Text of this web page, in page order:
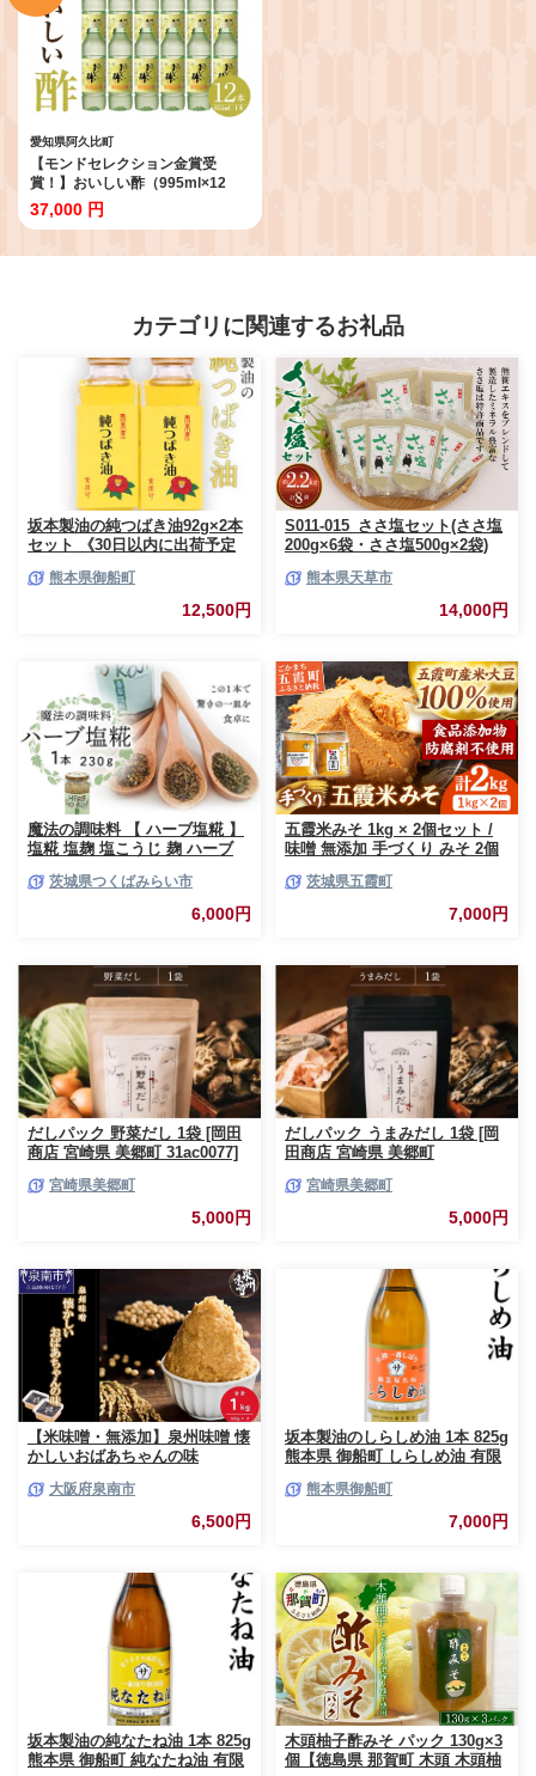
愛知県阿久比町
【モンドセレクション金賞受
賞！】おいしい酢（995ml×12
本）｜ 酢 お酢 調味料 飲む酢 飲む
お酢 ビネガー 便利 美味しい まろ
料理 ヘルシー みかん果実酢配合
37,000 円
カテゴリに関連するお礼品
坂本製油の純つばき油92g×2本
セット 《30日以内に出荷予定
つばき油 計184g 有限会社 坂本
熊本県御船町
12,500円
S011-015_ささ塩セット(ささ塩
200g×6袋・ささ塩500g×2袋)
熊本県天草市
14,000円
魔法の調味料 【 ハーブ塩糀 】
塩糀 塩麹 塩こうじ 麹 ハーブ
NT]茨城県つくばみらい市
6,000円
五霞米みそ 1kg × 2個セット /
味噌 無添加 手づくり みそ 2個
米 大豆 国産原料 茨城県 五霞町
茨城県五霞町
7,000円
だしパック 野菜だし 1袋 [岡田
商店 宮崎県 美郷町 31ac0077]
たけ 無塩
宮崎県美郷町
5,000円
だしパック うまみだし 1袋 [岡
田商店 宮崎県 美郷町
パック しいたけ 無塩
宮崎県美郷町
5,000円
【米味噌・無添加】泉州味噌 懐
かしいおばあちゃんの味
大阪府泉南市
6,500円
坂本製油のしらしめ油 1本 825g
熊本県 御船町 しらしめ油 有限
予定(土日祝除く)》
熊本県御船町
7,000円
坂本製油の純なたね油 1本 825g
熊本県 御船町 純なたね油 有限
木頭柚子酢みそ パック 130g×3
個【徳島県 那賀町 木頭 木頭柚